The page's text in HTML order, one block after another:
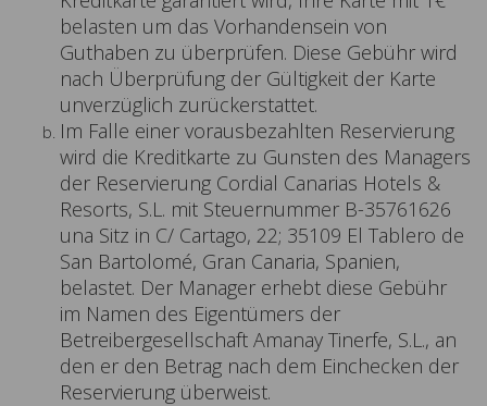
belasten um das Vorhandensein von
Guthaben zu überprüfen. Diese Gebühr wird
nach Überprüfung der Gültigkeit der Karte
unverzüglich zurückerstattet.
Im Falle einer vorausbezahlten Reservierung
wird die Kreditkarte zu Gunsten des Managers
der Reservierung Cordial Canarias Hotels &
Resorts, S.L. mit Steuernummer B-35761626
una Sitz in C/ Cartago, 22; 35109 El Tablero de
San Bartolomé, Gran Canaria, Spanien,
belastet. Der Manager erhebt diese Gebühr
im Namen des Eigentümers der
Betreibergesellschaft Amanay Tinerfe, S.L., an
den er den Betrag nach dem Einchecken der
Reservierung überweist.